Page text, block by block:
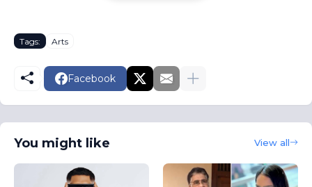
Tags: Arts
Facebook
You might like View all